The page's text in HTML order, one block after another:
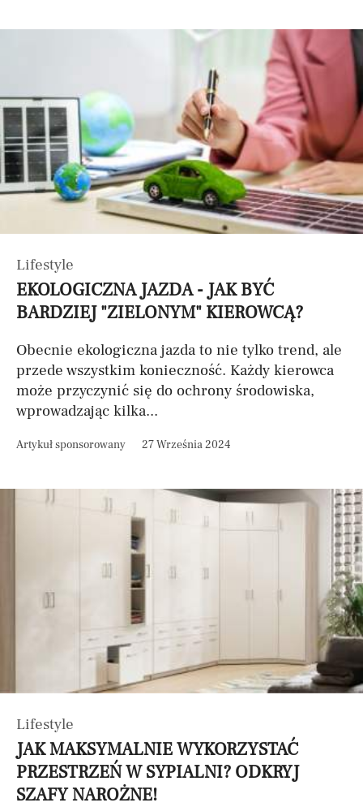
Lifestyle
EKOLOGICZNA JAZDA - JAK BYĆ
BARDZIEJ "ZIELONYM" KIEROWCĄ?
Obecnie ekologiczna jazda to nie tylko trend, ale
przede wszystkim konieczność. Każdy kierowca
może przyczynić się do ochrony środowiska,
wprowadzając kilka...
Artykuł sponsorowany 27 Września 2024
Lifestyle
JAK MAKSYMALNIE WYKORZYSTAĆ
PRZESTRZEŃ W SYPIALNI? ODKRYJ
SZAFY NAROŻNE!